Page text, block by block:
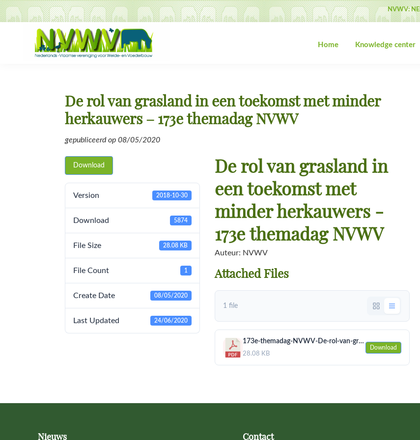
Skip
to
navigation
Skip
to
Skip
to
Skip
to
NVWV:
Voederbouw
Home Knowledge center
De rol van grasland in een toekomst met minder
herkauwers – 173e themadag NVWV
gepubliceerd op 08/05/2020
Download
Version 2018-10-30
Download 5874
File Size 28.08 KB
File Count 1
Create Date 08/05/2020
Last Updated 24/06/2020
De rol van grasland in
een toekomst met
minder herkauwers -
173e themadag NVWV
Auteur: NVWV
Attached Files
1 file
173e-themadag-NVWV-De-rol-van-grasland-in-een-toekomst-met-minder-herkauwers.pdf
28.08 KB
Download
Nieuws Contact